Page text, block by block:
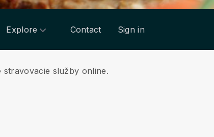
Explore Contact Sign in
služby online.